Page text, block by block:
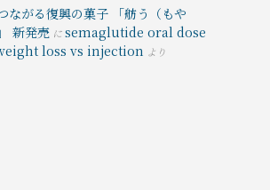
ながる復興の菓⼦ 「舫う（もや
新発売 にsemaglutide oral dose
loss vs injection より